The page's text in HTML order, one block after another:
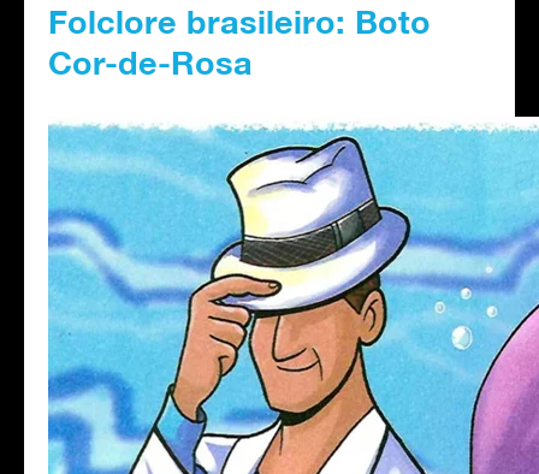
Folclore brasileiro: Boto
Cor-de-Rosa